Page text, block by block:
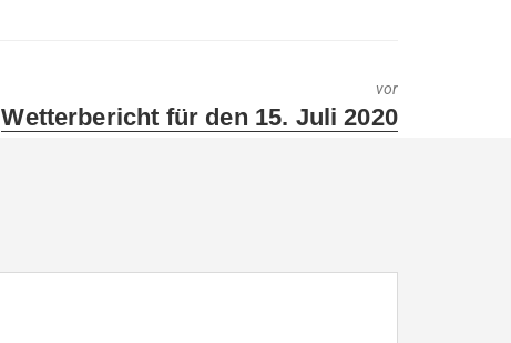
vor
Next
Wetterbericht für den 15. Juli 2020